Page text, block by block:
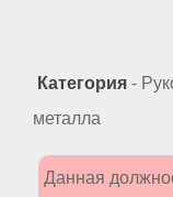
Категория -
металла
Данная